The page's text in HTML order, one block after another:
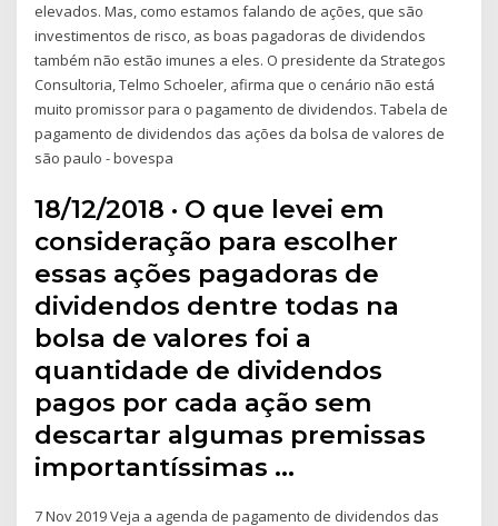
elevados. Mas, como estamos falando de ações, que são
investimentos de risco, as boas pagadoras de dividendos
também não estão imunes a eles. O presidente da Strategos
Consultoria, Telmo Schoeler, afirma que o cenário não está
muito promissor para o pagamento de dividendos. Tabela de
pagamento de dividendos das ações da bolsa de valores de
são paulo - bovespa
18/12/2018 · O que levei em
consideração para escolher
essas ações pagadoras de
dividendos dentre todas na
bolsa de valores foi a
quantidade de dividendos
pagos por cada ação sem
descartar algumas premissas
importantíssimas …
7 Nov 2019 Veja a agenda de pagamento de dividendos das